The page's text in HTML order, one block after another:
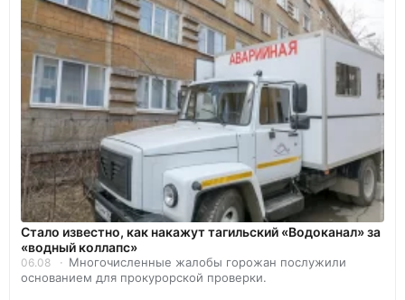
Стало известно, как накажут тагильский «Водоканал» за
«водный коллапс»
06.08
Многочисленные жалобы горожан послужили
основанием для прокурорской проверки.